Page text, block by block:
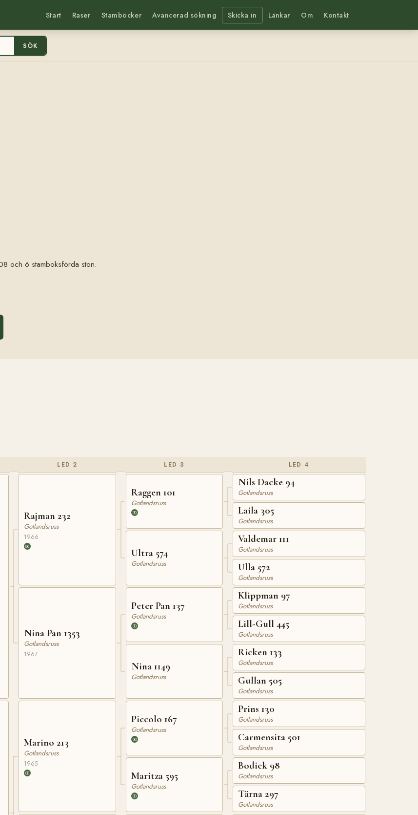
Start Raser Stamböcker Avancerad sökning Skicka in Länkar Om Kontakt
SÖK
och 6 stamboksförda ston.
LED 2
Rajman 232
Gotlandsruss
1966
Nina Pan 1353
Gotlandsruss
1967
Marino 213
Gotlandsruss
1965
LED 3
Raggen 101
Gotlandsruss
Ultra 574
Gotlandsruss
Peter Pan 137
Gotlandsruss
Nina 1149
Gotlandsruss
Piccolo 167
Gotlandsruss
Maritza 595
Gotlandsruss
LED 4
Nils Dacke 94
Gotlandsruss
Laila 305
Gotlandsruss
Valdemar 111
Gotlandsruss
Ulla 572
Gotlandsruss
Klippman 97
Gotlandsruss
Lill-Gull 445
Gotlandsruss
Ricken 133
Gotlandsruss
Gullan 505
Gotlandsruss
Prins 130
Gotlandsruss
Carmensita 501
Gotlandsruss
Bodick 98
Gotlandsruss
Tärna 297
Gotlandsruss